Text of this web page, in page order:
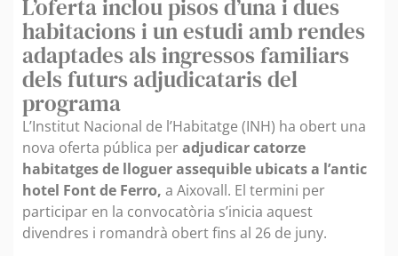
L’oferta inclou pisos d’una i dues
habitacions i un estudi amb rendes
adaptades als ingressos familiars
dels futurs adjudicataris del
programa
L’Institut Nacional de l’Habitatge (INH) ha obert una
nova oferta pública peradjudicar catorze
habitatges de lloguer assequible ubicats a l’antic
hotel Font de Ferro, a Aixovall. El termini per
participar en la convocatòria s’inicia aquest
divendres i romandrà obert fins al 26 de juny.